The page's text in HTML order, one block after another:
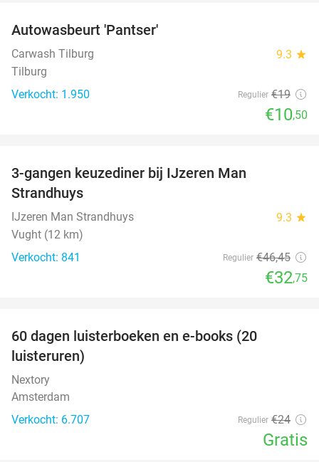
Autowasbeurt 'Pantser'
Carwash Tilburg 9.3 star
Tilburg
Verkocht: 1.950
Regulier €19
€10,50
3-gangen keuzediner bij IJzeren Man
Strandhuys
IJzeren Man Strandhuys 9.3 star
Vught (12 km)
Verkocht: 841
Regulier €46,45
€32,75
60 dagen luisterboeken en e-books (20
luisteruren)
Nextory
Amsterdam
Verkocht: 6.707
Regulier €24
Gratis